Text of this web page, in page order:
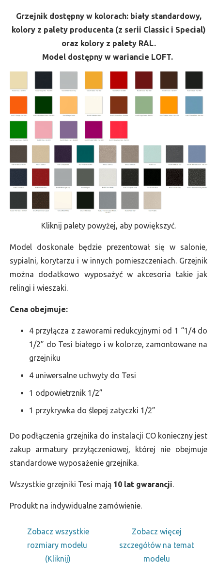
Grzejnik dostępny w kolorach: biały standardowy,
kolory z palety producenta (z serii Classic i Special)
oraz kolory z palety RAL.
Model dostępny w wariancie LOFT.
Kliknij palety powyżej, aby powiększyć.
Model doskonale będzie prezentował się w salonie,
sypialni, korytarzu i w innych pomieszczeniach. Grzejnik
można dodatkowo wyposażyć w akcesoria takie jak
relingi i wieszaki.
Cena obejmuje:
4 przyłącza z zaworami redukcyjnymi od 1 “1/4 do
1/2” do Tesi białego i w kolorze, zamontowane na
grzejniku
4 uniwersalne uchwyty do Tesi
1 odpowietrznik 1/2”
1 przykrywka do ślepej zatyczki 1/2”
Do podłączenia grzejnika do instalacji CO konieczny jest
zakup armatury przyłączeniowej, której nie obejmuje
standardowe wyposażenie grzejnika.
Wszystkie grzejniki Tesi mają 10 lat gwarancji.
Produkt na indywidualne zamówienie.
Zobacz wszystkie
rozmiary modelu
(Kliknij)
Zobacz więcej
szczegółów na temat
modelu